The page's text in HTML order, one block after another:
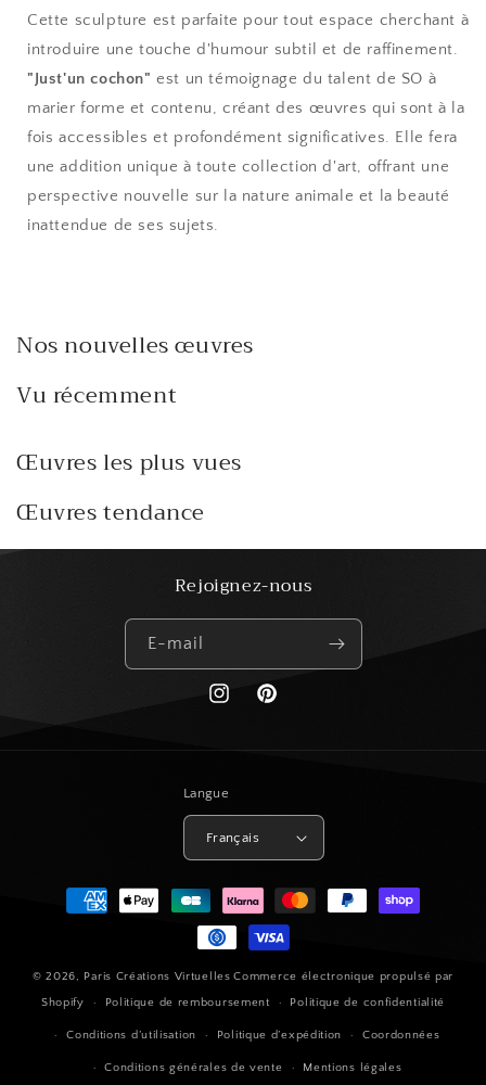
Cette sculpture est parfaite pour tout espace cherchant à
introduire une touche d'humour subtil et de raffinement.
"Just'un cochon" est un témoignage du talent de SO à
marier forme et contenu, créant des œuvres qui sont à la
fois accessibles et profondément significatives. Elle fera
une addition unique à toute collection d'art, offrant une
perspective nouvelle sur la nature animale et la beauté
inattendue de ses sujets.
Nos nouvelles œuvres
Vu récemment
Œuvres les plus vues
Œuvres tendance
Rejoignez-nous
E-mail
https://www.instagram.com/
Pinterest
Langue
Français
Moyens
© 2026, Paris Créations Virtuelles Commerce électronique propulsé par
Shopify
Politique de remboursement Politique de confidentialité
Conditions d’utilisation Politique d’expédition Coordonnées
Conditions générales de vente Mentions légales